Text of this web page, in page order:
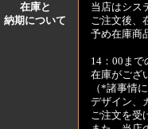
在庫と
納期について
当店はシス
ご注文後、
予め在庫商
14：00まで
在庫がござ
（*諸事情
デザイン、
ご注文を受